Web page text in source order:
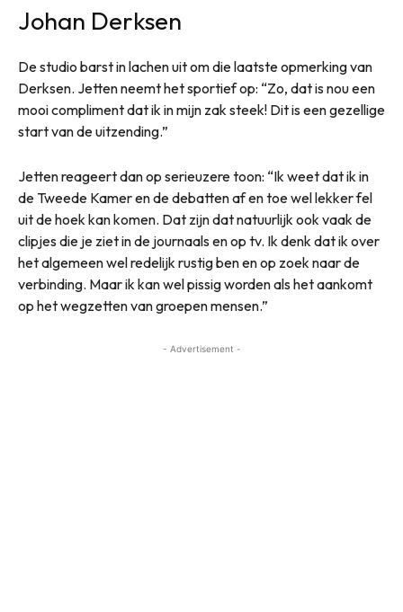
Johan Derksen
De studio barst in lachen uit om die laatste opmerking van
Derksen. Jetten neemt het sportief op: “Zo, dat is nou een
mooi compliment dat ik in mijn zak steek! Dit is een gezellige
start van de uitzending.”
Jetten reageert dan op serieuzere toon: “Ik weet dat ik in
de Tweede Kamer en de debatten af en toe wel lekker fel
uit de hoek kan komen. Dat zijn dat natuurlijk ook vaak de
clipjes die je ziet in de journaals en op tv. Ik denk dat ik over
het algemeen wel redelijk rustig ben en op zoek naar de
verbinding. Maar ik kan wel pissig worden als het aankomt
op het wegzetten van groepen mensen.”
- Advertisement -